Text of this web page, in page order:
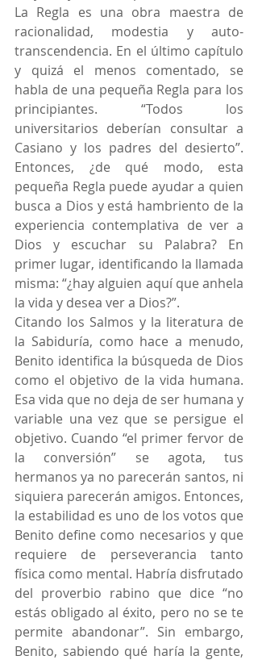
La Regla es una obra maestra de
racionalidad, modestia y auto-
transcendencia. En el último capítulo
y quizá el menos comentado, se
habla de una pequeña Regla para los
principiantes. “Todos los
universitarios deberían consultar a
Casiano y los padres del desierto”.
Entonces, ¿de qué modo, esta
pequeña Regla puede ayudar a quien
busca a Dios y está hambriento de la
experiencia contemplativa de ver a
Dios y escuchar su Palabra? En
primer lugar, identificando la llamada
misma: “¿hay alguien aquí que anhela
la vida y desea ver a Dios?”.
Citando los Salmos y la literatura de
la Sabiduría, como hace a menudo,
Benito identifica la búsqueda de Dios
como el objetivo de la vida humana.
Esa vida que no deja de ser humana y
variable una vez que se persigue el
objetivo. Cuando “el primer fervor de
la conversión” se agota, tus
hermanos ya no parecerán santos, ni
siquiera parecerán amigos. Entonces,
la estabilidad es uno de los votos que
Benito define como necesarios y que
requiere de perseverancia tanto
física como mental. Habría disfrutado
del proverbio rabino que dice “no
estás obligado al éxito, pero no se te
permite abandonar”. Sin embargo,
Benito, sabiendo qué haría la gente,